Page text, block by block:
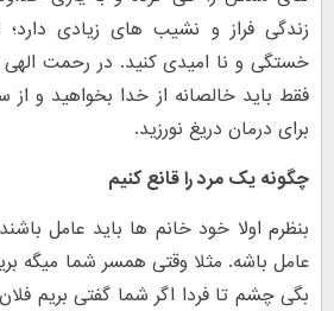
زندگی فراز و نشیب های زیادی
خستگی و نا امیدی کنید. در رحمت
فقط باید خالصانه از خدا بخواهید و
برای درمان دریغ نورزید.
چگونه یک مرد را قانع کنیم
بنظرم اولا خود خانم ها باید عامل
عامل باشه. مثلا وقتی همسر شما میگه
بگی چشم تا فردا اگر شما گفتی بریم